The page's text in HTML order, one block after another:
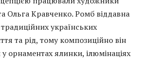
Ольга Кравченко. Ромб віддавна
українських
та рід, тому композиційно він
у орнаментах ялинки, ілюмінаціях